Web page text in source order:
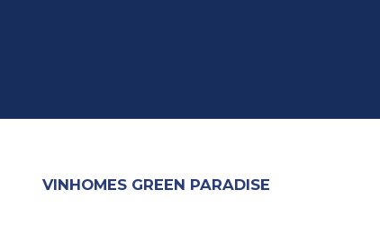
VINHOMES GREEN PARADISE